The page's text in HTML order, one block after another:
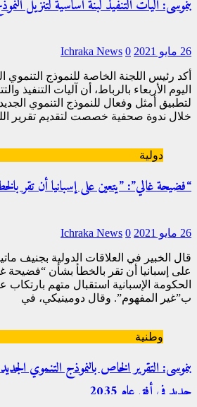
بنموسى: آليات التنفيذ لبنة أساسية لتنزيل
26 مايو 2021 Ichraka News 0
أكد رئيس اللجنة الخاصة للنموذج
اليوم الأربعاء بالرباط، أن آليات التنفيذ
لتطبيق أمثل وفعال للنموذج التنموي
خلال ندوة صحفية خصصت لتقديم تقرير
دولية
“فضيحة غالي”: ”يتعين على إسبانيا أن تقر
26 مايو 2021 Ichraka News 0
قال الخبير في العلاقات الدولية بجنيف
على إسبانيا أن تقر بالخطأ بشأن “فضيحة
الحكومة الإسبانية استقبال متهم
ب”غير المفهوم”. وقال دومينيكي، في
وطنية
بنموسى: التقرير الخاص بالنموذج التنموي
جديد في أفق عام 2035